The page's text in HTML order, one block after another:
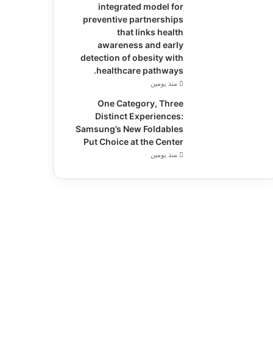
integrated model for
preventive partnerships
that links health
awareness and early
detection of obesity with
healthcare pathways.
منذ يومين
One Category, Three
Distinct Experiences:
Samsung’s New Foldables
Put Choice at the Center
منذ يومين